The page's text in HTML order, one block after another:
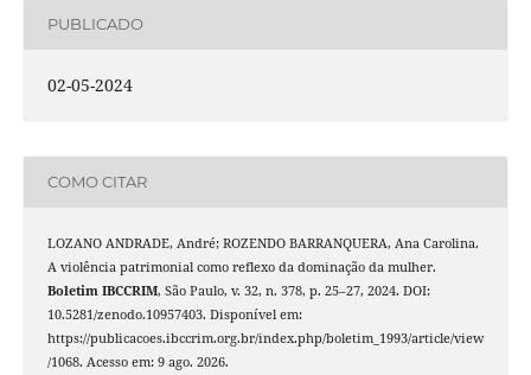
PUBLICADO
02-05-2024
COMO CITAR
LOZANO ANDRADE, André; ROZENDO BARRANQUERA, Ana Carolina.
A violência patrimonial como reflexo da dominação da mulher.
Boletim IBCCRIM, São Paulo, v. 32, n. 378, p. 25–27, 2024. DOI:
10.5281/zenodo.10957403. Disponível em:
https://publicacoes.ibccrim.org.br/index.php/boletim_1993/article/view
/1068. Acesso em: 9 ago. 2026.